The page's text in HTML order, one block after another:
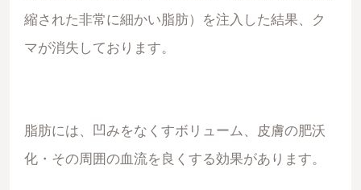
縮された非常に細かい脂肪）を注入した結果、ク
マが消失しております。
脂肪には、凹みをなくすボリューム、皮膚の肥沃
化・その周囲の血流を良くする効果があります。